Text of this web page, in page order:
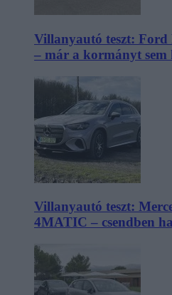
Villanyautó teszt: Ford
– már a kormányt sem
Villanyautó teszt:
4MATIC – csendben